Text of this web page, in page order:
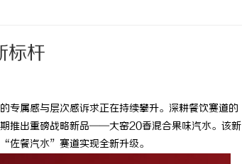
标杆
专属感与层次感诉求正在持续攀升。深耕餐饮赛道的
推出重磅战略新品——大窑20香混合果味汽水。该新
佐餐汽水”赛道实现全新升级。